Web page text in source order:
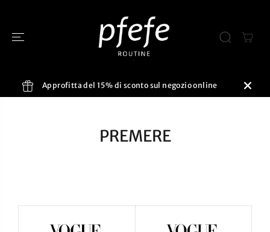
Approfitta del 15% di sconto sul negozio online
PREMERE